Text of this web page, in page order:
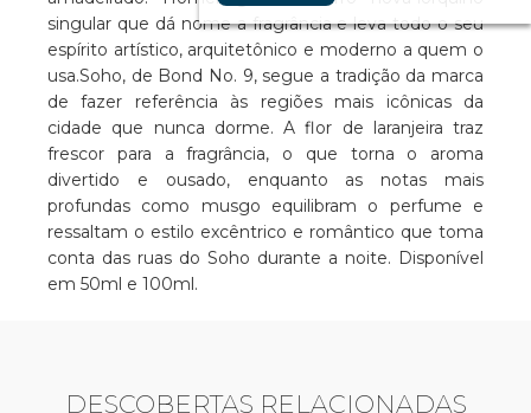
singular que dá nome a fragrância e leva todo o seu
espírito artístico, arquitetônico e moderno a quem o
usa.Soho, de Bond No. 9, segue a tradição da marca
de fazer referência às regiões mais icônicas da
cidade que nunca dorme. A flor de laranjeira traz
frescor para a fragrância, o que torna o aroma
divertido e ousado, enquanto as notas mais
profundas como musgo equilibram o perfume e
ressaltam o estilo excêntrico e romântico que toma
conta das ruas do Soho durante a noite. Disponível
em 50ml e 100ml.
DESCOBERTAS RELACIONADAS